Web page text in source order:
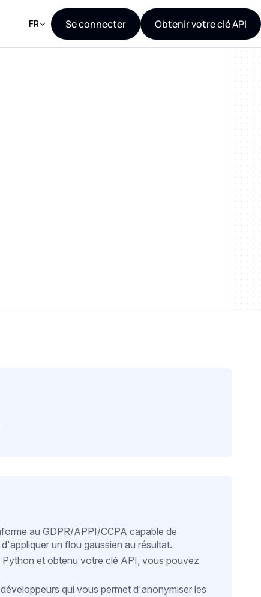
FR Se connecter Obtenir votre clé API
au GDPR/APPI/CCPA capable de
un flou gaussien au résultat.
et obtenu votre clé API, vous pouvez
qui vous permet d'anonymiser les